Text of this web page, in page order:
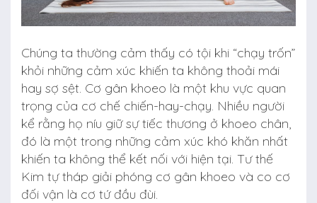
Chúng ta thường cảm thấy có tội khi “chạy trốn”
khỏi những cảm xúc khiến ta không thoải mái
hay sợ sệt. Cơ gân khoeo là một khu vực quan
trọng của cơ chế chiến-hay-chạy. Nhiều người
kể rằng họ níu giữ sự tiếc thương ở khoeo chân,
đó là một trong những cảm xúc khó khăn nhất
khiến ta không thể kết nối với hiện tại. Tư thế
Kim tự tháp giải phóng cơ gân khoeo và co cơ
đối vận là cơ tứ đầu đùi.